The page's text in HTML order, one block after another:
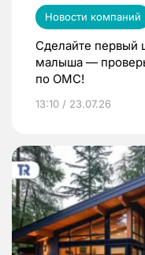
Новости компаний
Сделайте первый
малыша —
по ОМС!
13:10 / 23.07.26